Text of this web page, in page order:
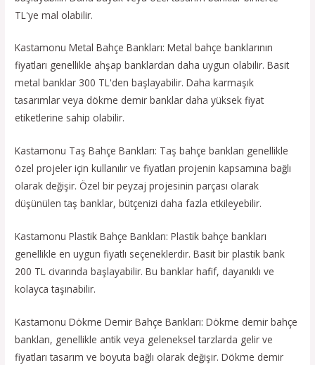
TL'ye mal olabilir.
Kastamonu Metal Bahçe Bankları: Metal bahçe banklarının
fiyatları genellikle ahşap banklardan daha uygun olabilir. Basit
metal banklar 300 TL'den başlayabilir. Daha karmaşık
tasarımlar veya dökme demir banklar daha yüksek fiyat
etiketlerine sahip olabilir.
Kastamonu Taş Bahçe Bankları: Taş bahçe bankları genellikle
özel projeler için kullanılır ve fiyatları projenin kapsamına bağlı
olarak değişir. Özel bir peyzaj projesinin parçası olarak
düşünülen taş banklar, bütçenizi daha fazla etkileyebilir.
Kastamonu Plastik Bahçe Bankları: Plastik bahçe bankları
genellikle en uygun fiyatlı seçeneklerdir. Basit bir plastik bank
200 TL civarında başlayabilir. Bu banklar hafif, dayanıklı ve
kolayca taşınabilir.
Kastamonu Dökme Demir Bahçe Bankları: Dökme demir bahçe
bankları, genellikle antik veya geleneksel tarzlarda gelir ve
fiyatları tasarım ve boyuta bağlı olarak değişir. Dökme demir